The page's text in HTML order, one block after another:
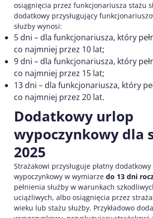
osiągnięcia przez funkcjonariusza stażu
dodatkowy przysługujący
służby wynosi:
5 dni – dla funkcjonariusza, który
co najmniej przez 10 lat;
9 dni – dla funkcjonariusza, który
co najmniej przez 15 lat;
13 dni – dla funkcjonariusza, który
co najmniej przez 20 lat.
Dodatkowy urlop
wypoczynkowy dla
2025
Strażakowi przysługuje płatny
wypoczynkowy w wymiarze do 13 dni
pełnienia służby w warunkach
uciążliwych, albo osiągnięcia przez
wieku lub stażu służby. Przykładowo